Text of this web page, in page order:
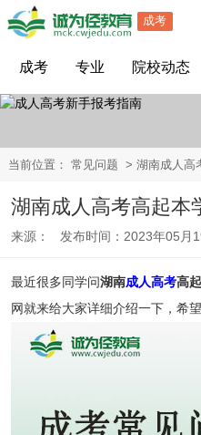
成考
成考 专业 院校动态
当前位置： 常见问题 > 湖南成人高
湖南成人高考高起本
来源： 发布时间：2023年05月
最近很多同学问湖南成人高考高
网就来给大家详细介绍一下，希